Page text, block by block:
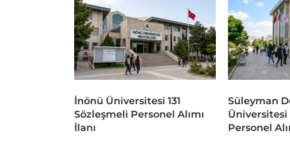
İnönü Üniversitesi 131
Sözleşmeli Personel Alımı
İlanı
Süleyman
Üniversitesi
Personel